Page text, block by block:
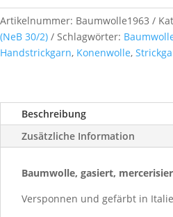
48/2
(NeB
30/2),
Farb-
Menge
Artikelnummer: Baumwolle1963
(NeB 30/2)
Schlagwörter:
Handstrickgarn, Konenwolle,
Beschreibung
Zusätzliche Information
Baumwolle, gasiert,
Versponnen und gefärbt in